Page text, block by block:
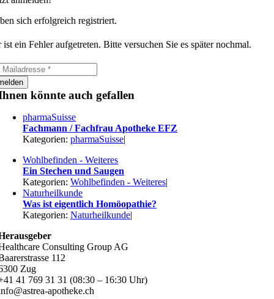
sich erfolgreich registriert.
ist ein Fehler aufgetreten. Bitte versuchen Sie es später nochmal.
könnte auch gefallen
pharmaSuisse
Fachmann / Fachfrau Apotheke EFZ
Kategorien:pharmaSuisse|
Wohlbefinden - Weiteres
Ein Stechen und Saugen
Kategorien:Wohlbefinden - Weiteres|
Naturheilkunde
Was ist eigentlich Homöopathie?
Kategorien:Naturheilkunde|
Consulting Group AG
112
Zug
41 769 31 31 (08:30 – 16:30 Uhr)
apotheke.ch